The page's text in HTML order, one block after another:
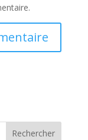
Rechercher